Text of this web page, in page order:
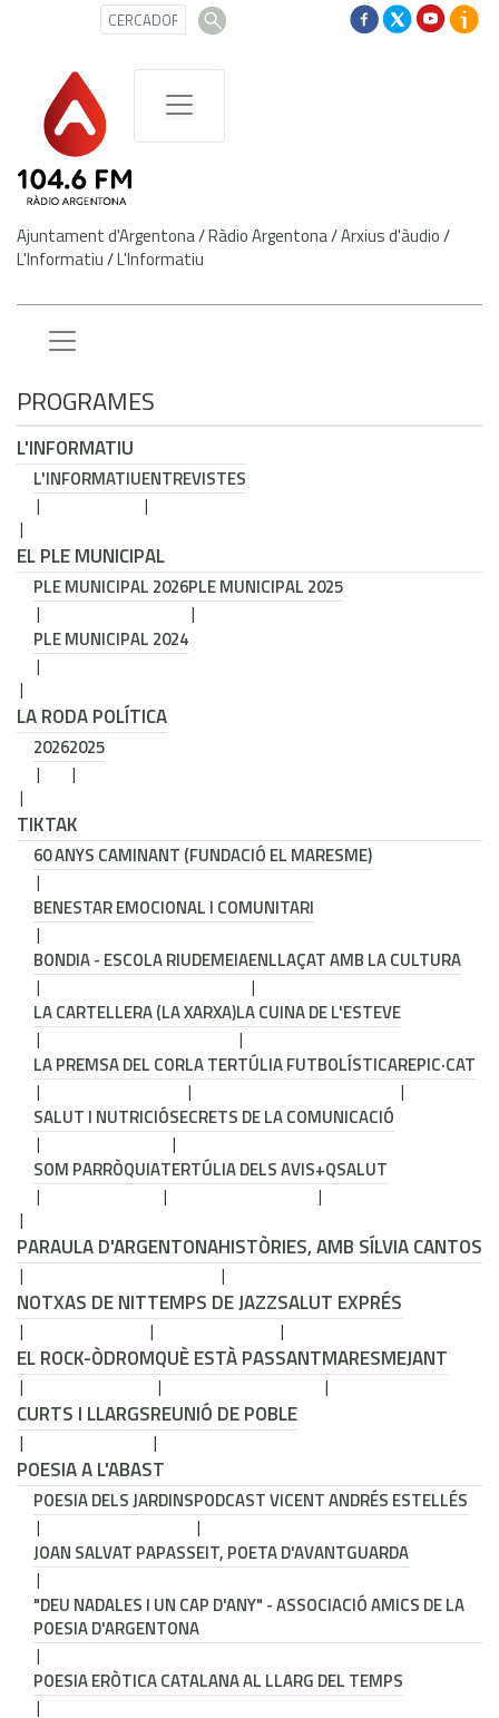
Ajuntament d'Argentona/Ràdio Argentona/Arxius d'àudio/
L'Informatiu/L'Informatiu
PROGRAMES
L'INFORMATIU
L'INFORMATIUENTREVISTES
EL PLE MUNICIPAL
PLE MUNICIPAL 2026PLE MUNICIPAL 2025
PLE MUNICIPAL 2024
LA RODA POLÍTICA
20262025
TIKTAK
60 ANYS CAMINANT (FUNDACIÓ EL MARESME)
BENESTAR EMOCIONAL I COMUNITARI
BONDIA - ESCOLA RIUDEMEIAENLLAÇAT AMB LA CULTURA
LA CARTELLERA (LA XARXA)LA CUINA DE L'ESTEVE
LA PREMSA DEL CORLA TERTÚLIA FUTBOLÍSTICAREPIC·CAT
SALUT I NUTRICIÓSECRETS DE LA COMUNICACIÓ
SOM PARRÒQUIATERTÚLIA DELS AVIS+QSALUT
PARAULA D'ARGENTONAHISTÒRIES, AMB SÍLVIA CANTOS
NOTXAS DE NITTEMPS DE JAZZSALUT EXPRÉS
EL ROCK-ÒDROMQUÈ ESTÀ PASSANTMARESMEJANT
CURTS I LLARGSREUNIÓ DE POBLE
POESIA A L'ABAST
POESIA DELS JARDINSPODCAST VICENT ANDRÉS ESTELLÉS
JOAN SALVAT PAPASSEIT, POETA D'AVANTGUARDA
"DEU NADALES I UN CAP D'ANY" - ASSOCIACIÓ AMICS DE LA
POESIA D'ARGENTONA
POESIA ERÒTICA CATALANA AL LLARG DEL TEMPS